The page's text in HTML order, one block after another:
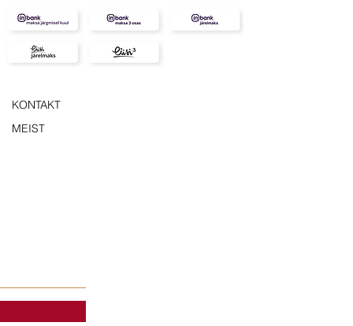
KONTAKT
MEIST